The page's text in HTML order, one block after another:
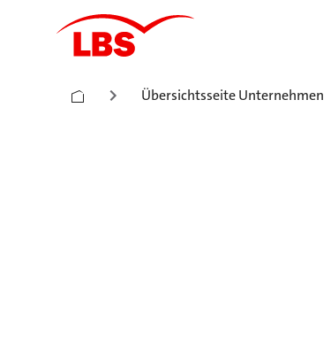
Übersichtsseite Unternehmen